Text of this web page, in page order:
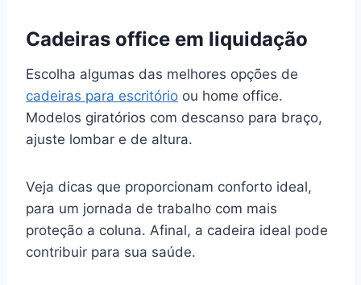
Cadeiras office em liquidação
Escolha algumas das melhores opções de
cadeiras para escritório ou home office.
Modelos giratórios com descanso para braço,
ajuste lombar e de altura.
Veja dicas que proporcionam conforto ideal,
para um jornada de trabalho com mais
proteção a coluna. Afinal, a cadeira ideal pode
contribuir para sua saúde.